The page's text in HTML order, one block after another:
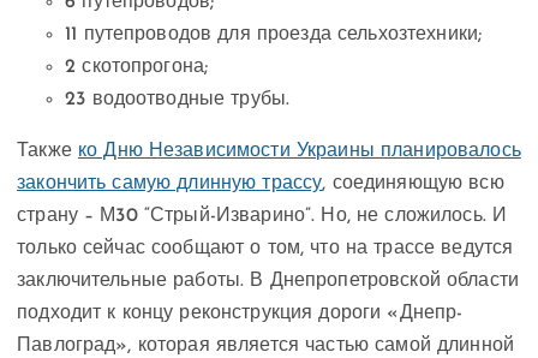
11 путепроводов для проезда сельхозтехники;
2 скотопрогона;
23 водоотводные трубы.
Также ко Дню Независимости Украины планировалось
закончить самую длинную трассу, соединяющую всю
страну – М30 “Стрый-Изварино”. Но, не сложилось. И
только сейчас сообщают о том, что на трассе ведутся
заключительные работы. В Днепропетровской области
подходит к концу реконструкция дороги «Днепр-
Павлоград», которая является частью самой длинной